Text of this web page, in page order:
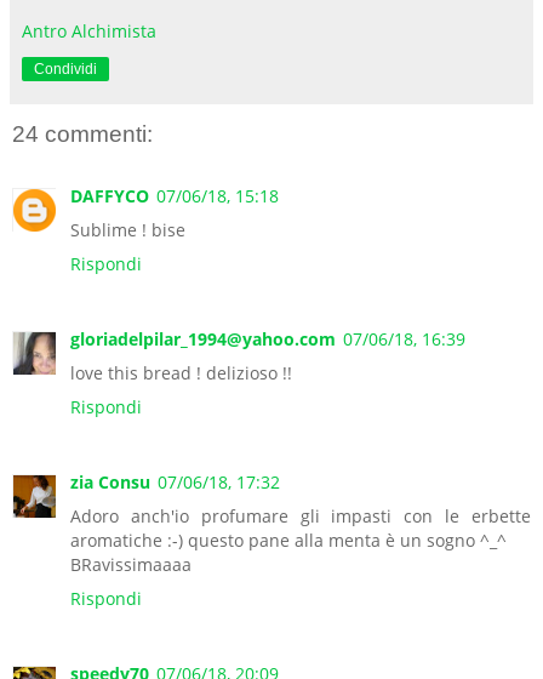
Antro Alchimista
Condividi
24 commenti:
DAFFYCO 07/06/18, 15:18
Sublime ! bise
Rispondi
gloriadelpilar_1994@yahoo.com 07/06/18, 16:39
love this bread ! delizioso !!
Rispondi
zia Consu 07/06/18, 17:32
Adoro anch'io profumare gli impasti con le erbette
aromatiche :-) questo pane alla menta è un sogno ^_^
BRavissimaaaa
Rispondi
speedy70 07/06/18, 20:09